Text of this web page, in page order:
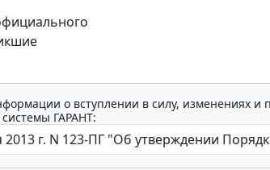
о вступлении в силу, изменениях и
ГАРАНТ: